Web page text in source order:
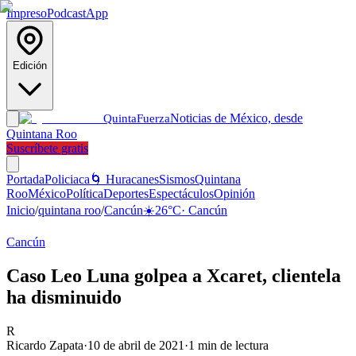
ImpresoPodcastApp
Edición
QuintaFuerzaNoticias de México, desde
Quintana Roo
Suscríbete gratis
PortadaPoliciaca 🌀 HuracanesSismosQuintana
RooMéxicoPolíticaDeportesEspectáculosOpinión
Inicio/quintana roo/Cancún☀️26°C· Cancún
Cancún
Caso Leo Luna golpea a Xcaret, clientela
ha disminuido
R
Ricardo Zapata·10 de abril de 2021 ·1 min de lectura